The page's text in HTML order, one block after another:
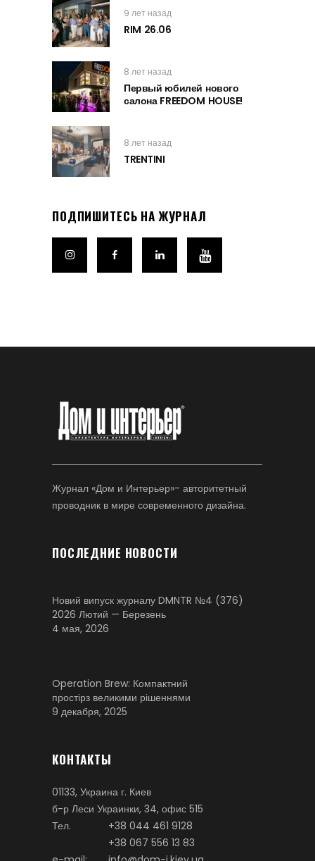
9 лет назад
RIM 26.06
8 лет назад
Первый юбилей нового
салона FREEDOM HOUSE!
8 лет назад
TRENTINI
ПОДПИШИТЕСЬ НА ЖУРНАЛ
Журнал «Дом и Интерьер»- авторитетный
проводник в мире современного дизайна.
ПОСЛЕДНИЕ НОВОСТИ
Новий випуск журналу DMNTR №4 (376)
2026 Лютий — Березень
4 мая, 2026
Operation Brew: Компактний
простірз великими рішеннями
9 декабря, 2025
КОНТАКТЫ
01133, Украина г. Киев
б-р Леси Украинки, 34, офис 515
Тел.
+38 044 461 9128
+38 067 556 13 83